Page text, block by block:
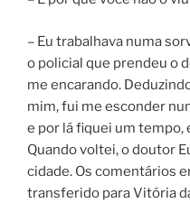
– Eu trabalhava numa
o policial que prendeu o
me encarando.
mim, fui me esconder
e por lá fiquei um tempo,
Quando voltei, o doutor
cidade. Os comentários
transferido para Vitória